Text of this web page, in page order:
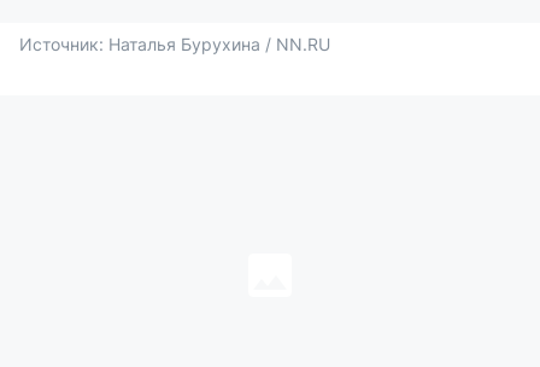
Источник: Наталья Бурухина / NN.RU